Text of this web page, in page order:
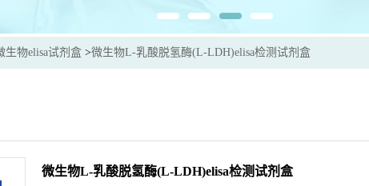
生物elisa试剂盒 >微生物L-乳酸脱氢酶(L-LDH)elisa检测试剂盒
微生物L-乳酸脱氢酶(L-LDH)elisa检测试剂盒